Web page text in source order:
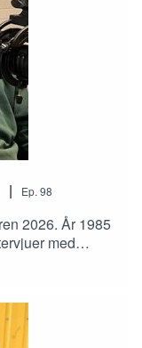
| Ep. 98
2026. År 1985
med
av de sista
får vi
spelade
Benjamin
låda.